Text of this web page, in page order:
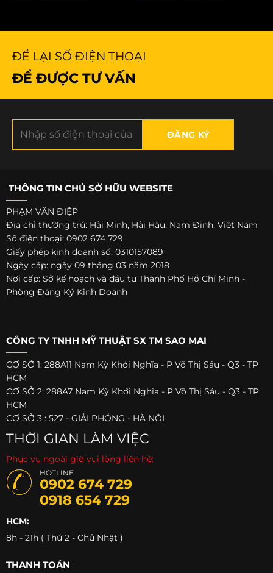
ĐỂ LẠI SỐ ĐIỆN THOẠI
ĐỂ ĐƯỢC TƯ VẤN
THÔNG TIN CHỦ SỞ HỮU WEBSITE
PHẠM VĂN ĐIỆP
Địa chỉ thường trú: Hải Minh, Hải Hậu, Nam Định, Việt Nam
Số điện thoại: 0902 674 729
Giấy phép kinh doanh số: 0310157089
Ngày cấp: ngày 09 tháng 03 năm 2018
Nơi cấp: Sở kế hoạch và đầu tư Thành Phố Hồ Chí Minh -
Phòng Đăng Ký Kinh Doanh
CÔNG TY TNHH MỸ THUẬT SX TM SAO MAI
CƠ SỞ 1: 288A11 Nam Kỳ Khởi Nghĩa - P Võ Thị Sáu - Q3 - TP
HCM
CƠ SỞ 2: 288A7 Nam Kỳ Khởi Nghĩa - P Võ Thị Sáu - Q3 - TP
HCM
CƠ SỞ 3 : 527 - GIẢI PHÓNG - HÀ NỘI
THỜI GIAN LÀM VIỆC
Phục vụ ngoài giờ vui lòng liên hệ:
HOTLINE
0902 674 729
0918 654 729
HCM:
8h - 21h ( Thứ 2 - Chủ Nhật )
THANH TOÁN